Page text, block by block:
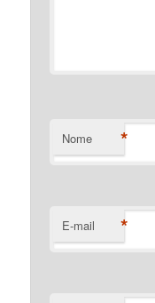
Nome *
E-mail *